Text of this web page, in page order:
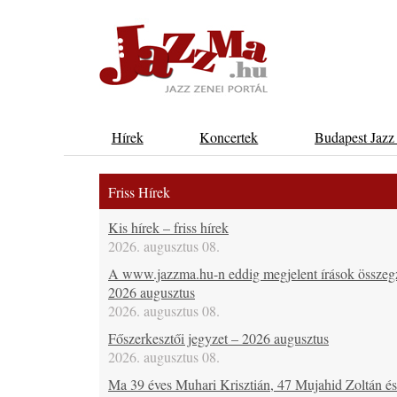
Hírek Koncertek Budapest
Friss Hírek
Kis hírek – friss hírek
2026. augusztus 08.
A www.jazzma.hu-n eddig megjelent írások
2026 augusztus
2026. augusztus 08.
Főszerkesztői jegyzet – 2026 augusztus
2026. augusztus 08.
Ma 39 éves Muhari Krisztián, 47 Mujahid Zoltán